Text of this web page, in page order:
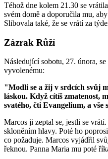
Téhož dne kolem 21.30 se
svém domě a doporučila mu,
Slibovala také, že se vrátí za
Zázrak Růží
Následující sobotu, 27. února,
vyvolenému:
"Modli se a žij v srdcích svůj
láskou. Když cítíš zmatenost,
svatého, čti Evangelium, a vše
Marcos ji zeptal se, jestli se
skloněním hlavy. Poté ho
co požaduje. Marcos vyjádřil
řeknou. Panna Maria mu poté